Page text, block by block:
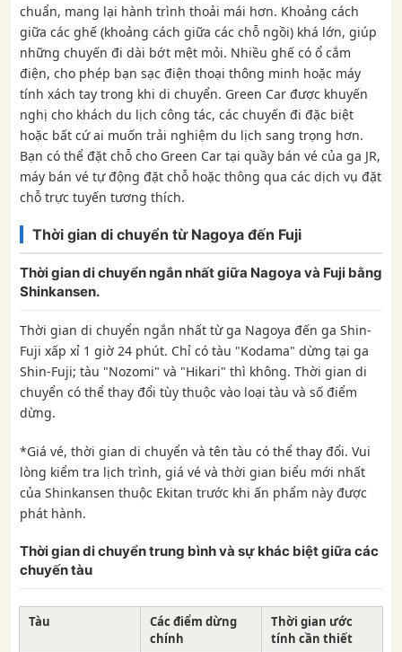
chuẩn, mang lại hành trình thoải mái hơn. Khoảng cách
giữa các ghế (khoảng cách giữa các chỗ ngồi) khá lớn, giúp
những chuyến đi dài bớt mệt mỏi. Nhiều ghế có ổ cắm
điện, cho phép bạn sạc điện thoại thông minh hoặc máy
tính xách tay trong khi di chuyển. Green Car được khuyến
nghị cho khách du lịch công tác, các chuyến đi đặc biệt
hoặc bất cứ ai muốn trải nghiệm du lịch sang trọng hơn.
Bạn có thể đặt chỗ cho Green Car tại quầy bán vé của ga JR,
máy bán vé tự động đặt chỗ hoặc thông qua các dịch vụ đặt
chỗ trực tuyến tương thích.
Thời gian di chuyển từ Nagoya đến Fuji
Thời gian di chuyển ngắn nhất giữa Nagoya và Fuji bằng
Shinkansen.
Thời gian di chuyển ngắn nhất từ ​​ga Nagoya đến ga Shin-
Fuji xấp xỉ 1 giờ 24 phút. Chỉ có tàu "Kodama" dừng tại ga
Shin-Fuji; tàu "Nozomi" và "Hikari" thì không. Thời gian di
chuyển có thể thay đổi tùy thuộc vào loại tàu và số điểm
dừng.
*Giá vé, thời gian di chuyển và tên tàu có thể thay đổi. Vui
lòng kiểm tra lịch trình, giá vé và thời gian biểu mới nhất
của Shinkansen thuộc Ekitan trước khi ấn phẩm này được
phát hành.
Thời gian di chuyển trung bình và sự khác biệt giữa các
chuyến tàu
Tàu
Các điểm dừng
chính
Thời gian ước
tính cần thiết